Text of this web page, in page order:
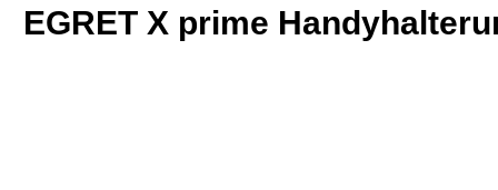
EGRET X prime